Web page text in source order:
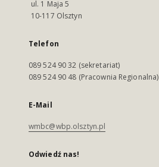
ul. 1 Maja 5
10-117 Olsztyn
Telefon
089 524 90 32 (sekretariat)
089 524 90 48 (Pracownia Regionalna)
E-Mail
wmbc@wbp.olsztyn.pl
Odwiedź nas!